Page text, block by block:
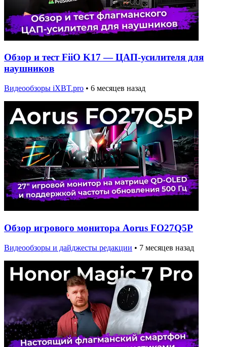
Обзор и тест FiiO K17 — ЦАП-усилителя для
наушников
Видеообзоры iXBT.pro • 6 месяцев назад
Обзор игрового монитора Aorus FO27Q5P
Видеообзоры и дайджесты редакции • 7 месяцев назад